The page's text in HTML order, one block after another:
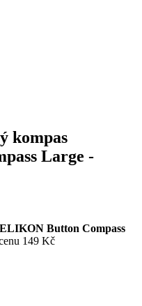
kompas
Large -
Button Compass
149 Kč